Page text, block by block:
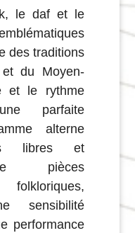
le daf et le
des traditions
du Moyen-
et le rythme
parfaite
alterne
libres et
pièces
sensibilité
performance